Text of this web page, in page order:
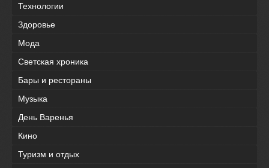
Технологии
Здоровье
Мода
Светская хроника
Бары и рестораны
Музыка
День Варенья
Кино
Туризм и отдых